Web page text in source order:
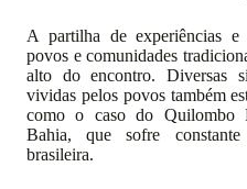
A partilha de experiências
povos e comunidades
alto do encontro. Diversas
vividas pelos povos também
como o caso do Quilombo
Bahia, que sofre
brasileira.